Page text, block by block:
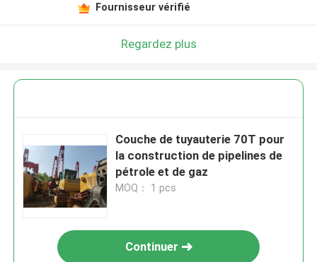
Fournisseur vérifié
Regardez plus
Couche de tuyauterie 70T pour
la construction de pipelines de
pétrole et de gaz
MOQ： 1 pcs
Continuer